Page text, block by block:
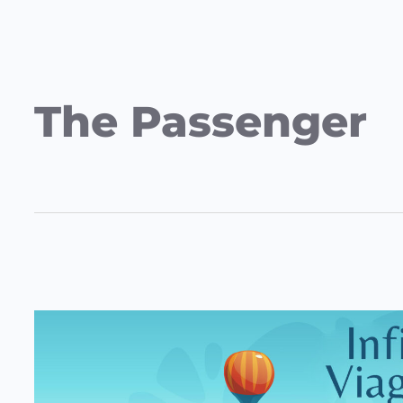
The Passenger